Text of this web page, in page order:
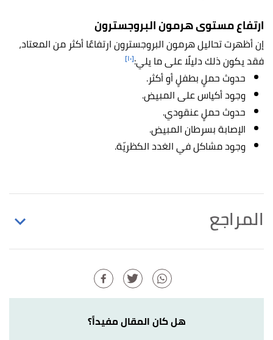
ارتفاع مستوى هرمون البروجسترون
إن أظهرت تحاليل هرمون البروجسترون ارتفاعًا أكثر من المعتاد،
فقد يكون ذلك دليلًا على ما يلي:[١٠]
حدوث حملٍ بطفلٍ أو أكثر.
وجود أكياس على المبيض.
حدوث حملٍ عنقودي.
الإصابة بسرطان المبيض.
وجود مشاكل في الغدد الكظريّة.
المراجع
19/10/2021. Edited.
↑
"Progesterone"
,urmc, Retrieved 20/10/2021.
هل كان المقال مفيداً؟